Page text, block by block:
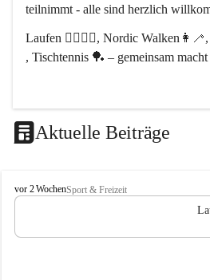
teilnimmt - alle sind herzlich
Laufen 🏃‍♂️🏃‍♀️, Nordic
, Tischtennis 🏓 – gemeinsam
Aktuelle Beiträge
L
V
a
vor 2 WochenSport & Freizeit